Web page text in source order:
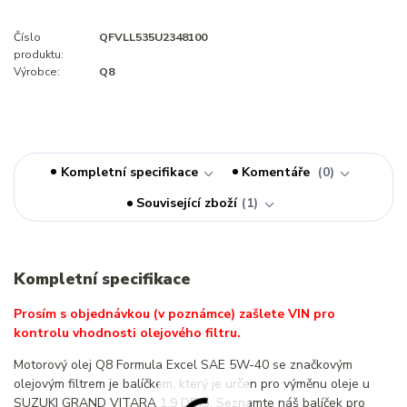
Číslo
produktu:
QFVLL535U2348100
Výrobce: Q8
Kompletní specifikace Komentáře
0
Související zboží
1
Kompletní specifikace
Prosím s objednávkou (v poznámce) zašlete VIN pro
kontrolu vhodnosti olejového filtru.
Motorový olej Q8 Formula Excel SAE 5W-40 se značkovým
olejovým filtrem je balíčkem, který je určen pro výměnu oleje u
SUZUKI GRAND VITARA 1.9 DDIS. Seznamte náš balíček pro